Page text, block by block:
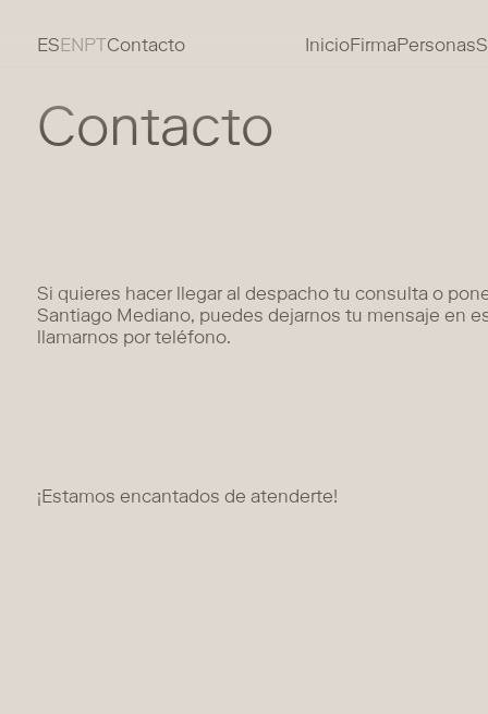
ESENPT Contacto InicioFirmaPersonas
Contacto
Si quieres hacer llegar al despacho tu consulta o
Santiago Mediano, puedes dejarnos tu mensaje en
llamarnos por teléfono.
¡Estamos encantados de atenderte!